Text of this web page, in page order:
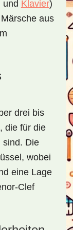
und Klavier)
aus
drei bis
die für die
sind. Die
wobei
eine Lage
Clef